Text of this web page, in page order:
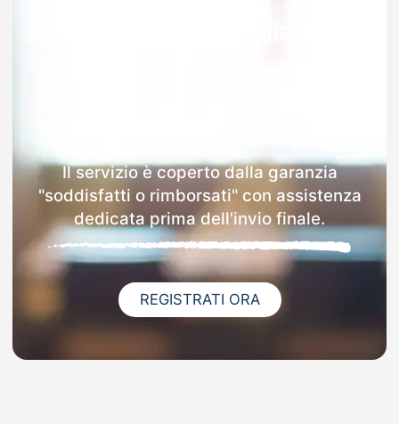
Il servizio è coperto dalla garanzia
"soddisfatti o rimborsati" con assistenza
dedicata prima dell'invio finale.
REGISTRATI ORA